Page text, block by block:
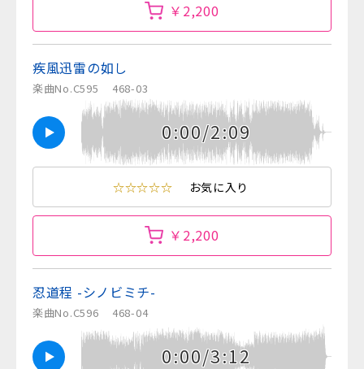
￥2,200
疾風迅雷の如し
楽曲No.C595 468-03
0:00/2:09
☆☆☆☆☆ お気に入り
￥2,200
忍道程 -シノビミチ-
楽曲No.C596 468-04
0:00/3:12